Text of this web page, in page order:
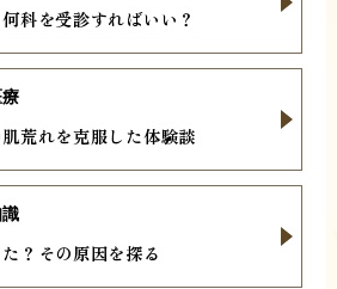
科を受診すればいい？
荒れを克服した体験談
療
？その原因を探る